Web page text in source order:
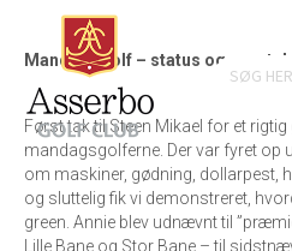
Search:
Mandagsgolf – status og events!
Først tak til Steen Mikael for et
mandagsgolferne. Der var fyret op
om maskiner, gødning, dollarpest,
og sluttelig fik vi demonstreret,
green. Annie blev udnævnt til
Lille Bane og Stor Bane – til